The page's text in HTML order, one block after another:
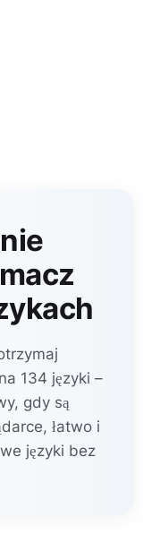
134 języki –
gdy są
łatwo i
języki bez